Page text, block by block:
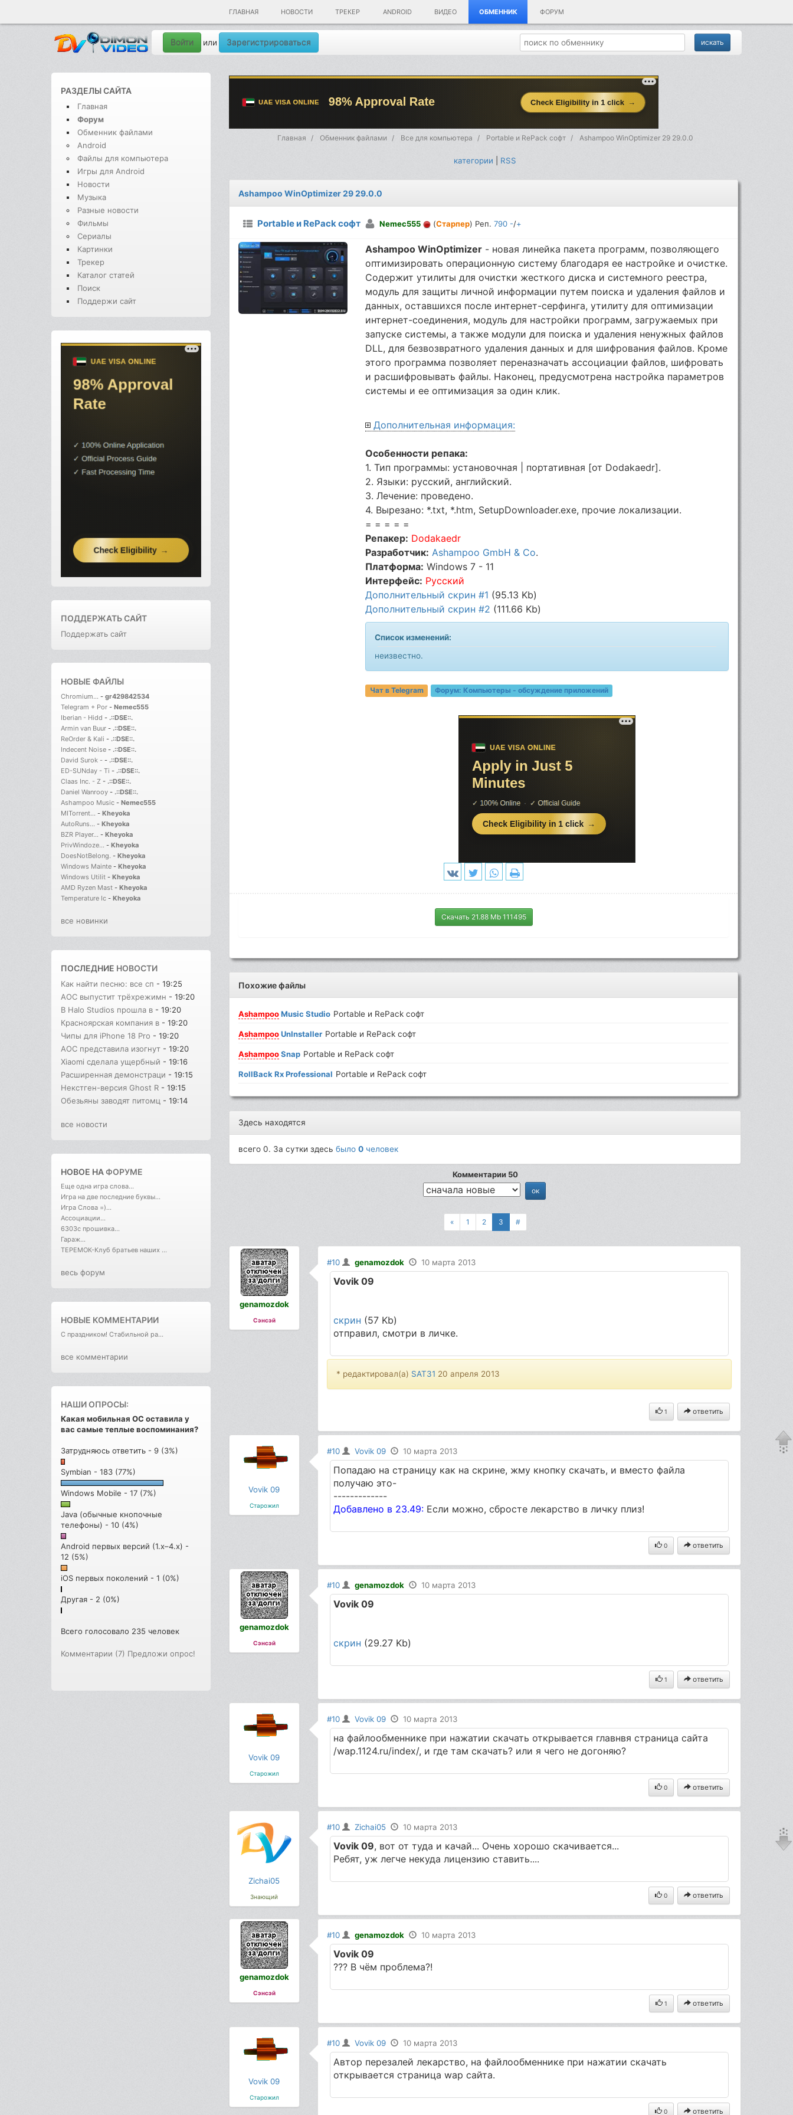
ГЛАВНАЯ НОВОСТИ ТРЕКЕР ANDROID ВИДЕО ОБМЕННИК ФОРУМ
Войти или Зарегистрироваться
РАЗДЕЛЫ САЙТА
Главная
Форум
Обменник файлами
Android
Файлы для компьютера
Игры для Android
Новости
Музыка
Разные новости
Фильмы
Сериалы
Картинки
Трекер
Каталог статей
Поиск
Поддержи сайт
ПОДДЕРЖАТЬ САЙТ
Поддержать сайт
НОВЫЕ ФАЙЛЫ
Chromium... - gr429842534
Telegram + Por - Nemec555
Iberian - Hidd - .::DSE::.
Armin van Buur - .::DSE::.
ReOrder & Kali - .::DSE::.
Indecent Noise - .::DSE::.
David Surok - - .::DSE::.
ED-SUNday - Ti - .::DSE::.
Claas Inc. - Z - .::DSE::.
Daniel Wanrooy - .::DSE::.
Ashampoo Music - Nemec555
MITorrent... - Kheyoka
AutoRuns... - Kheyoka
BZR Player... - Kheyoka
PrivWindoze... - Kheyoka
DoesNotBelong. - Kheyoka
Windows Mainte - Kheyoka
Windows Utilit - Kheyoka
AMD Ryzen Mast - Kheyoka
Temperature Ic - Kheyoka
все новинки
ПОСЛЕДНИЕ НОВОСТИ
Как найти песню: все сп - 19:25
AOC выпустит трёхрежимн - 19:20
В Halo Studios прошла в - 19:20
Красноярская компания в - 19:20
Чипы для iPhone 18 Pro - 19:20
AOC представила изогнут - 19:20
Xiaomi сделала ущербный - 19:16
Расширенная демонстраци - 19:15
Некстген-версия Ghost R - 19:15
Обезьяны заводят питомц - 19:14
все новости
НОВОЕ НАФОРУМЕ
Еще одна игра слова...
Игра на две последние буквы...
Игра Слова =)...
Ассоциации...
6303с прошивка...
Гараж...
ТЕРЕМОК-Клуб братьев наших ...
весь форум
НОВЫЕ КОММЕНТАРИИ
С праздником! Стабильной ра...
все комментарии
НАШИ ОПРОСЫ:
Какая мобильная ОС оставила у
вас самые теплые воспоминания?
Затрудняюсь ответить - 9 (3%)
Symbian - 183 (77%)
Windows Mobile - 17 (7%)
Java (обычные кнопочные
телефоны) - 10 (4%)
Android первых версий (1.x–4.x) -
12 (5%)
iOS первых поколений - 1 (0%)
Другая - 2 (0%)
Всего голосовало 235 человек
Комментарии (7) Предложи опрос!
Главная Обменник файлами Все для компьютера Portable и RePack софт Ashampoo WinOptimizer 29 29.0.0
категории RSS
Ashampoo WinOptimizer 29 29.0.0
Portable и RePack софт Nemec555 (Старпер) Реп.790 -/+
Ashampoo WinOptimizer - новая линейка пакета программ, позволяющего
оптимизировать операционную систему благодаря ее настройке и очистке.
Содержит утилиты для очистки жесткого диска и системного реестра,
модуль для защиты личной информации путем поиска и удаления файлов и
данных, оставшихся после интернет-cepфингa, утилиту для оптимизации
интернет-соединения, модуль для настройки программ, загружаемых при
запуске системы, а также модули для поиска и удаления ненужных файлов
DLL, для безвозвратного удаления данных и для шифрования файлов. Кроме
этого программа позволяет переназначать ассоциации файлов, шифровать
и расшифровывать файлы. Наконец, предусмотрена настройка параметров
системы и ее оптимизация за один клик.
Дополнительная информация:
Особенности репака:
1. Тип программы: установочная | портативная [от Dodakaedr].
2. Языки: русский, английский.
3. Лечение: проведено.
4. Вырезано: *.txt, *.htm, SetupDownloader.exe, прочие локализации.
= = = = =
Репакер: Dodakaedr
Разработчик: Ashampoo GmbH & Co.
Платформа: Windows 7 - 11
Интерфейс: Русский
Дополнительный скрин #1 (95.13 Kb)
Дополнительный скрин #2 (111.66 Kb)
Список изменений:
неизвестно.
Чат в Telegram Форум: Компьютеры - обсуждение приложений
Скачать 21.88 Mb 111495
Похожие файлы
AshampooMusic Studio Portable и RePack софт
AshampooUnInstaller Portable и RePack софт
AshampooSnap Portable и RePack софт
RollBack Rx Professional Portable и RePack софт
Здесь находятся
всего 0. За сутки здесьбыло0 человек
Комментарии 50
« 1 2 3 #
genamozdok
Сэнсэй
#10 genamozdok 10 марта 2013
Vovik 09
скрин (57 Kb)
отправил, смотри в личке.
* редактировал(а) SAT31 20 апреля 2013
1 ответить
Vovik 09
Старожил
#10 Vovik 09 10 марта 2013
Попадаю на страницу как на скрине, жму кнопку скачать, и вместо файла
получаю это-
-------------
Добавлено в 23.49:Если можно, сбросте лекарство в личку плиз!
0 ответить
genamozdok
Сэнсэй
#10 genamozdok 10 марта 2013
Vovik 09
скрин (29.27 Kb)
1 ответить
Vovik 09
Старожил
#10 Vovik 09 10 марта 2013
на файлообменнике при нажатии скачать открывается главнвя страница сайта
/wap.1124.ru/index/, и где там скачать? или я чего не догоняю?
0 ответить
Zichai05
Знающий
#10 Zichai05 10 марта 2013
Vovik 09, вот от туда и качай... Очень хорошо скачивается...
Ребят, уж легче некуда лицензию ставить....
0 ответить
genamozdok
Сэнсэй
#10 genamozdok 10 марта 2013
Vovik 09
??? В чём проблема?!
1 ответить
Vovik 09
Старожил
#10 Vovik 09 10 марта 2013
Автор перезалей лекарство, на файлообменнике при нажатии скачать
открывается страница wap сайта.
0 ответить